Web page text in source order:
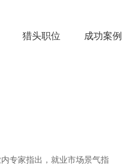
猎头职位 成功案例
专家指出，就业市场景气指